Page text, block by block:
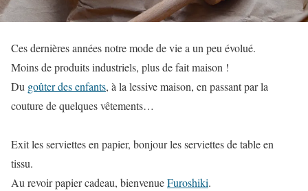
Ces dernières années notre mode de vie a un peu évolué.
Moins de produits industriels, plus de fait maison !
Du goûter des enfants, à la lessive maison, en passant par la
couture de quelques vêtements…
Exit les serviettes en papier, bonjour les serviettes de table en
tissu.
Au revoir papier cadeau, bienvenueFuroshiki.